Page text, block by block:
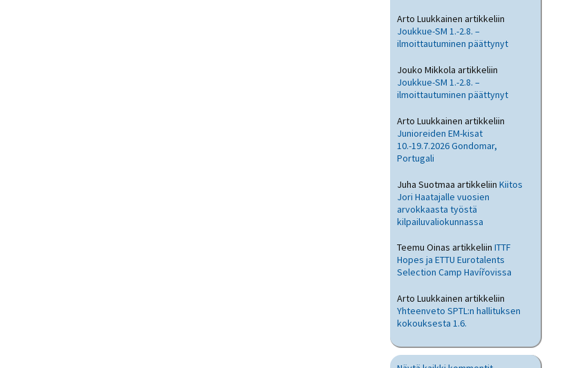
Arto Luukkainen artikkeliin
Joukkue-SM 1.-2.8. –
ilmoittautuminen päättynyt
Jouko Mikkola artikkeliin
Joukkue-SM 1.-2.8. –
ilmoittautuminen päättynyt
Arto Luukkainen artikkeliin
Junioreiden EM-kisat
10.-19.7.2026 Gondomar,
Portugali
Juha Suotmaa artikkeliin Kiitos
Jori Haatajalle vuosien
arvokkaasta työstä
kilpailuvaliokunnassa
Teemu Oinas artikkeliin ITTF
Hopes ja ETTU Eurotalents
Selection Camp Havířovissa
Arto Luukkainen artikkeliin
Yhteenveto SPTL:n hallituksen
kokouksesta 1.6.